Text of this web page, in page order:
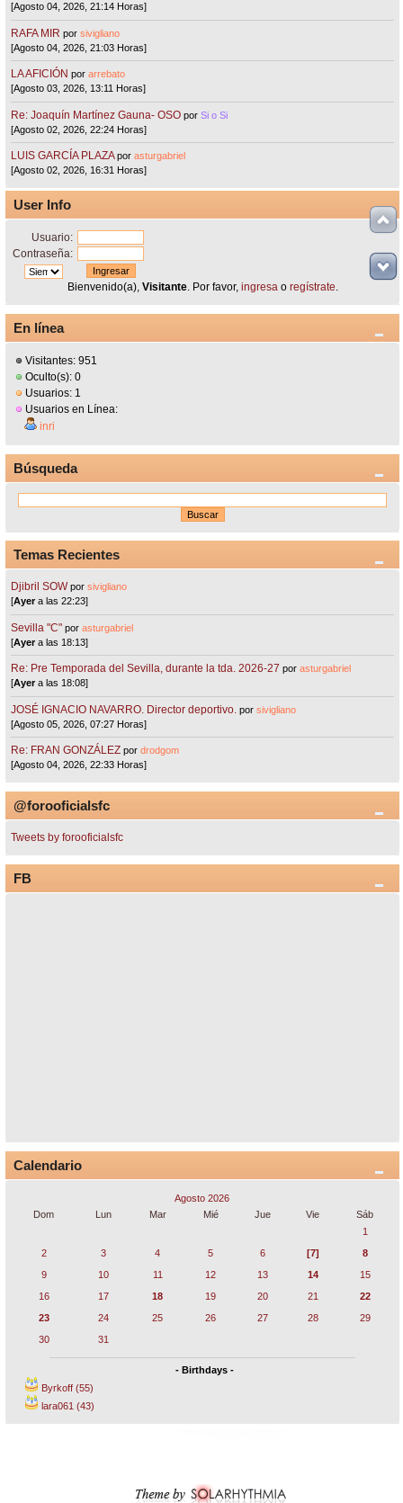
[Agosto 04, 2026, 21:14 Horas]
RAFA MIR porsivigliano
[Agosto 04, 2026, 21:03 Horas]
LA AFICIÓN porarrebato
[Agosto 03, 2026, 13:11 Horas]
Re: Joaquín Martínez Gauna- OSO porSi o Si
[Agosto 02, 2026, 22:24 Horas]
LUIS GARCÍA PLAZA porasturgabriel
[Agosto 02, 2026, 16:31 Horas]
User Info
Usuario:
Contraseña:
Bienvenido(a), Visitante. Por favor, ingresao regístrate.
En línea
Visitantes: 951
Oculto(s): 0
Usuarios: 1
Usuarios en Línea:
inri
Búsqueda
Temas Recientes
Djibril SOW porsivigliano
[Ayera las 22:23]
Sevilla "C"porasturgabriel
[Ayera las 18:13]
Re: Pre Temporada del Sevilla, durante la tda. 2026-27 porasturgabriel
[Ayera las 18:08]
JOSÉ IGNACIO NAVARRO. Director deportivo. porsivigliano
[Agosto 05, 2026, 07:27 Horas]
Re: FRAN GONZÁLEZ pordrodgom
[Agosto 04, 2026, 22:33 Horas]
@forooficialsfc
Tweets by forooficialsfc
FB
Calendario
Agosto 2026
Dom
Lun Mar Mié Jue Vie
Sáb
1
2
3 4 5 6 [7]
8
9
10 11 12 13 14
15
16
17 18 19 20 21
22
23
24 25 26 27 28
29
30
31
- Birthdays -
Byrkoff (55)
lara061 (43)